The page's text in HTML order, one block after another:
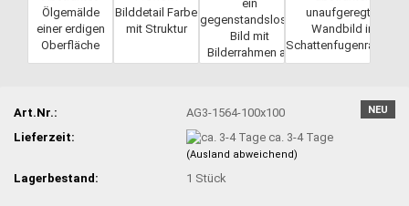
NEU
Art.Nr.:
AG3-1564-100x100
Lieferzeit:
ca. 3-4 Tage
(Ausland abweichend)
Lagerbestand: 1 Stück